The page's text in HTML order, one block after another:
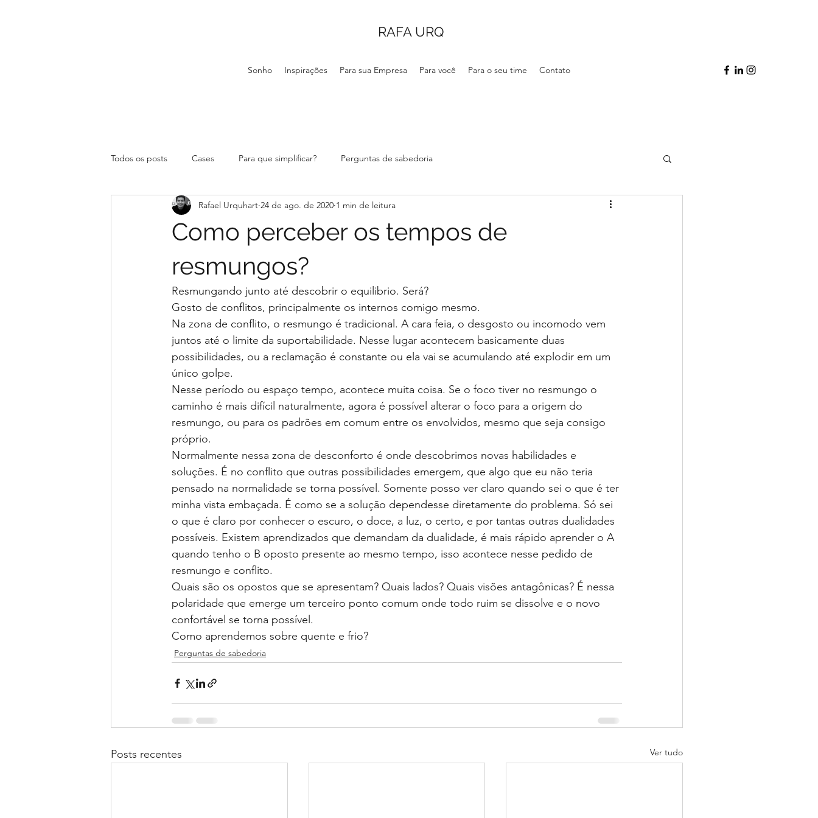
RAFA URQ
Sonho Inspirações Para sua Empresa Para você Para o seu time Contato
Todos os posts Cases Para que simplificar? Perguntas de sabedoria
Como perceber os tempos de
resmungos?
Rafael Urquhart 24 de ago. de 2020 1 min de leitura
Resmungando junto até descobrir o equilibrio. Será?
Gosto de conflitos, principalmente os internos comigo mesmo.
Na zona de conflito, o resmungo é tradicional. A cara feia, o desgosto ou incomodo vem
juntos até o limite da suportabilidade. Nesse lugar acontecem basicamente duas
possibilidades, ou a reclamação é constante ou ela vai se acumulando até explodir em um
único golpe.
Nesse período ou espaço tempo, acontece muita coisa. Se o foco tiver no resmungo o
caminho é mais difícil naturalmente, agora é possível alterar o foco para a origem do
resmungo, ou para os padrões em comum entre os envolvidos, mesmo que seja consigo
próprio.
Normalmente nessa zona de desconforto é onde descobrimos novas habilidades e
soluções. É no conflito que outras possibilidades emergem, que algo que eu não teria
pensado na normalidade se torna possível. Somente posso ver claro quando sei o que é ter
minha vista embaçada. É como se a solução dependesse diretamente do problema. Só sei
o que é claro por conhecer o escuro, o doce, a luz, o certo, e por tantas outras dualidades
possíveis. Existem aprendizados que demandam da dualidade, é mais rápido aprender o A
quando tenho o B oposto presente ao mesmo tempo, isso acontece nesse pedido de
resmungo e conflito.
Quais são os opostos que se apresentam? Quais lados? Quais visões antagônicas? É nessa
polaridade que emerge um terceiro ponto comum onde todo ruim se dissolve e o novo
confortável se torna possível.
Como aprendemos sobre quente e frio?
Perguntas de sabedoria
Posts recentes Ver tudo